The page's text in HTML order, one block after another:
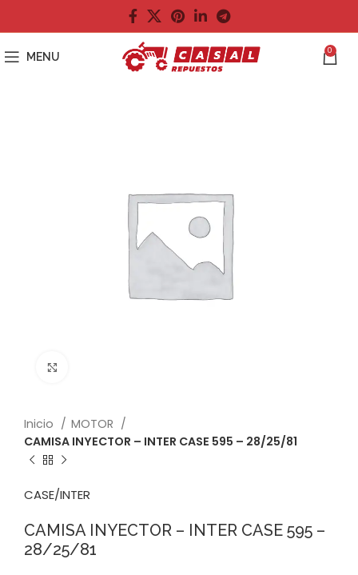
MENU 0
Inicio
MOTOR
CAMISA INYECTOR – INTER CASE 595 – 28/25/81
CASE/INTER
CAMISA INYECTOR – INTER CASE 595 –
28/25/81